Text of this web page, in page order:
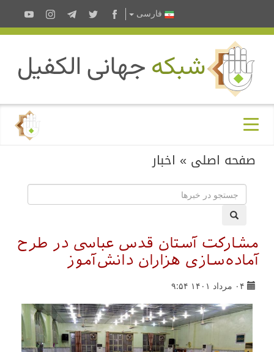
فارسى
صفحه اصلی » اخبار
مشارکت آستان قدس عباسی در طرح
آماده‌سازی هزاران دانش‌آموز
۰۴ مرداد ۱۴۰۱ ۹:۵۴